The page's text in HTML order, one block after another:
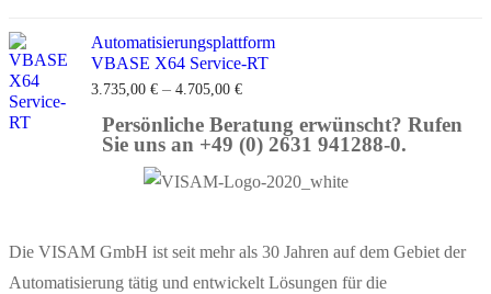
Automatisierungsplattform
VBASE X64 Service-RT
3.735,00 € – 4.705,00 €
Persönliche Beratung erwünscht? Rufen
Sie uns an +49 (0) 2631 941288-0.
Die VISAM GmbH ist seit mehr als 30 Jahren auf dem Gebiet der
Automatisierung tätig und entwickelt Lösungen für die